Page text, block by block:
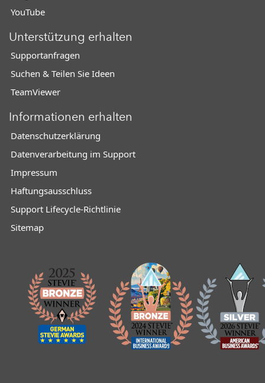
YouTube
Unterstützung erhalten
Supportanfragen
Suchen & Teilen Sie Ideen
TeamViewer
Informationen erhalten
Datenschutzerklärung
Datenverarbeitung im Support
Impressum
Haftungsausschluss
Support Lifecycle-Richtlinie
Sitemap